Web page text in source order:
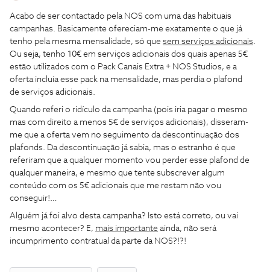
Acabo de ser contactado pela NOS com uma das habituais
campanhas. Basicamente ofereciam-me exatamente o que já
tenho pela mesma mensalidade, só que sem serviços adicionais.
Ou seja, tenho 10€ em serviços adicionais dos quais apenas 5€
estão utilizados com o Pack Canais Extra + NOS Studios, e a
oferta incluía esse pack na mensalidade, mas perdia o plafond
de serviços adicionais.
Quando referi o ridículo da campanha (pois iria pagar o mesmo
mas com direito a menos 5€ de serviços adicionais), disseram-
me que a oferta vem no seguimento da descontinuação dos
plafonds. Da descontinuação já sabia, mas o estranho é que
referiram que a qualquer momento vou perder esse plafond de
qualquer maneira, e mesmo que tente subscrever algum
conteúdo com os 5€ adicionais que me restam não vou
conseguir!…
Alguém já foi alvo desta campanha? Isto está correto, ou vai
mesmo acontecer? E, mais importante ainda, não será
incumprimento contratual da parte da NOS?!?!